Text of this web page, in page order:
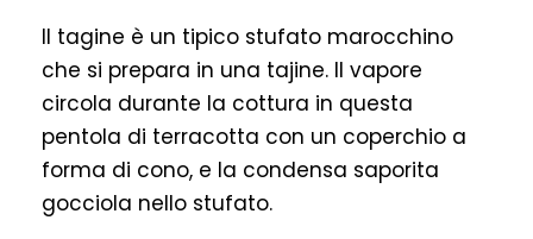
Il tagine è un tipico stufato marocchino
che si prepara in una tajine. Il vapore
circola durante la cottura in questa
pentola di terracotta con un coperchio a
forma di cono, e la condensa saporita
gocciola nello stufato.